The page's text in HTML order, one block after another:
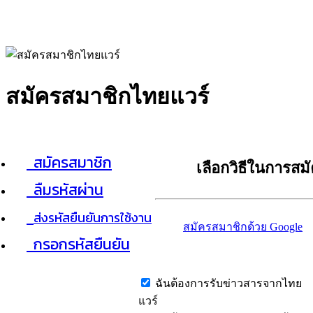
สมัครสมาชิกไทยแวร์
สมัครสมาชิก
ลืมรหัสผ่าน
ส่งรหัสยืนยันการใช้งาน
กรอกรหัสยืนยัน
เลือกวิธีในการส
สมัครสมาชิกด้วย Google
ฉันต้องการรับข่าวสารจากไทย
แวร์